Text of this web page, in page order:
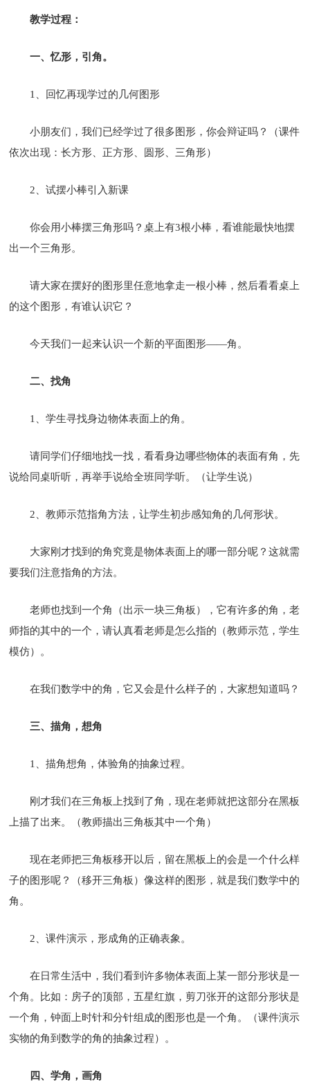
教学过程：
一、忆形，引角。
1、回忆再现学过的几何图形
小朋友们，我们已经学过了很多图形，你会辩证吗？（课件
依次出现：长方形、正方形、圆形、三角形）
2、试摆小棒引入新课
你会用小棒摆三角形吗？桌上有3根小棒，看谁能最快地摆
出一个三角形。
请大家在摆好的图形里任意地拿走一根小棒，然后看看桌上
的这个图形，有谁认识它？
今天我们一起来认识一个新的平面图形——角。
二、找角
1、学生寻找身边物体表面上的角。
请同学们仔细地找一找，看看身边哪些物体的表面有角，先
说给同桌听听，再举手说给全班同学听。（让学生说）
2、教师示范指角方法，让学生初步感知角的几何形状。
大家刚才找到的角究竟是物体表面上的哪一部分呢？这就需
要我们注意指角的方法。
老师也找到一个角（出示一块三角板），它有许多的角，老
师指的其中的一个，请认真看老师是怎么指的（教师示范，学生
模仿）。
在我们数学中的角，它又会是什么样子的，大家想知道吗？
三、描角，想角
1、描角想角，体验角的抽象过程。
刚才我们在三角板上找到了角，现在老师就把这部分在黑板
上描了出来。（教师描出三角板其中一个角）
现在老师把三角板移开以后，留在黑板上的会是一个什么样
子的图形呢？（移开三角板）像这样的图形，就是我们数学中的
角。
2、课件演示，形成角的正确表象。
在日常生活中，我们看到许多物体表面上某一部分形状是一
个角。比如：房子的顶部，五星红旗，剪刀张开的这部分形状是
一个角，钟面上时针和分针组成的图形也是一个角。（课件演示
实物的角到数学的角的抽象过程）。
四、学角，画角